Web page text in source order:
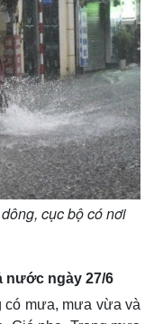
cục bộ có nơi
nước ngày 27/6
có mưa, mưa vừa và